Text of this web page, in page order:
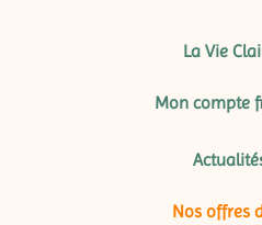
La Vie
Mon compte
Nos offres